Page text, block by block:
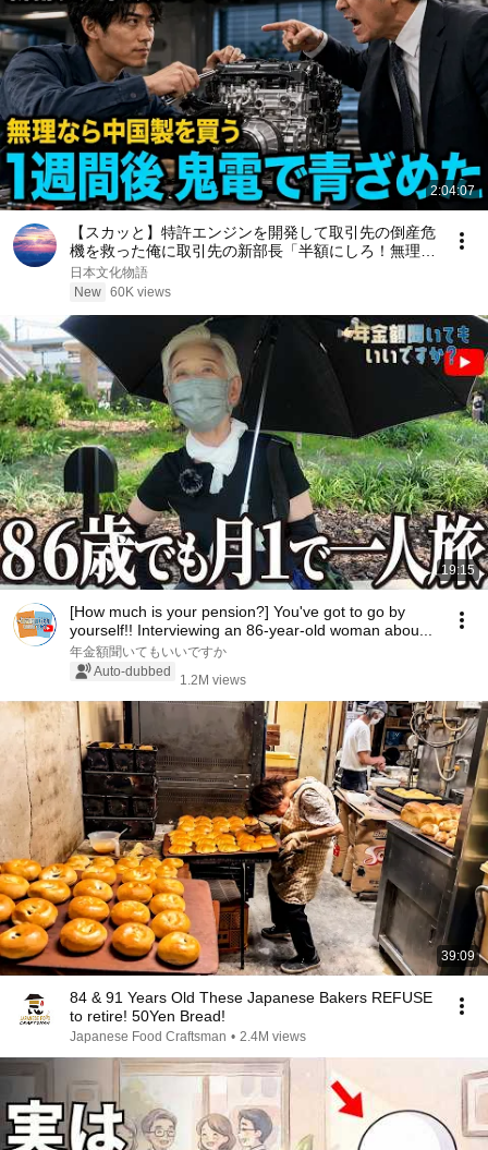
2:04:07
【スカッと】特許エンジンを開発して取引先の倒産危
機を救った俺に取引先の新部長「半額にしろ！無理な
ら中国製を買う」1週間後、部長から鬼電→俺「お宅
の競合と5倍で独占契約済みです」
日本文化物語
New 60K views
19:15
[How much is your pension?] You've got to go by
yourself!! Interviewing an 86-year-old woman abou...
年金額聞いてもいいですか
Auto-dubbed
1.2M views
39:09
84 & 91 Years Old These Japanese Bakers REFUSE
to retire! 50Yen Bread!
Japanese Food Craftsman • 2.4M views